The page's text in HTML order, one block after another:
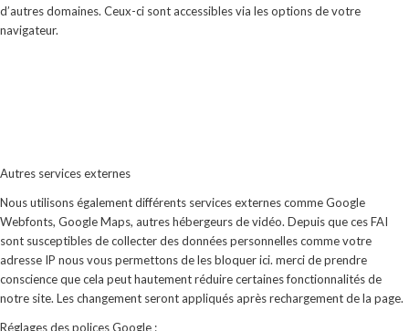
d’autres domaines. Ceux-ci sont accessibles via les options de votre
navigateur.
Autres services externes
Nous utilisons également différents services externes comme Google
Webfonts, Google Maps, autres hébergeurs de vidéo. Depuis que ces FAI
sont susceptibles de collecter des données personnelles comme votre
adresse IP nous vous permettons de les bloquer ici. merci de prendre
conscience que cela peut hautement réduire certaines fonctionnalités de
notre site. Les changement seront appliqués après rechargement de la page.
Réglages des polices Google :